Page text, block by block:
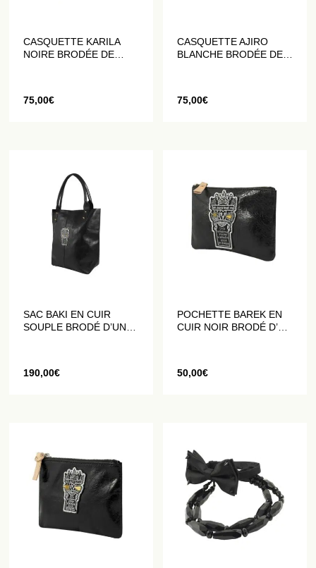
CASQUETTE KARILA
NOIRE BRODÉE DE
75,00€
CASQUETTE AJIRO
BLANCHE BRODÉE DE
75,00€
SAC BAKI EN CUIR
SOUPLE BRODÉ D’UN
190,00€
POCHETTE BAREK EN
CUIR NOIR BRODÉ D’UN
50,00€